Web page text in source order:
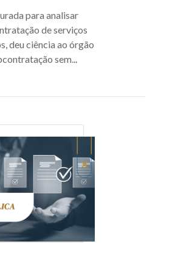
para analisar
de serviços
deu ciência ao órgão
sem...